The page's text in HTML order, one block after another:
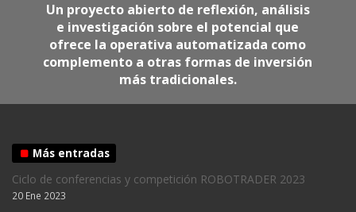
Un proyecto abierto de reflexión, análisis
e investigación sobre el potencial que
ofrece la operativa automatizada como
complemento a otras formas de inversión
más tradicionales.
Más entradas
Ciclo de conferencias y competición ROBOTRADER 2023
20 Ene 2023